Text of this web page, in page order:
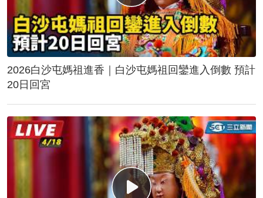
2026白沙屯媽祖進香｜白沙屯媽祖回鑾進入倒數 預計
20日回宮